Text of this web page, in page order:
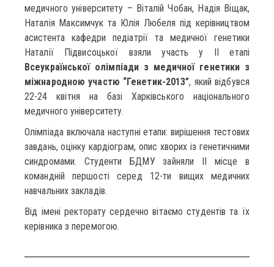
медичного університету – Віталій Чобан, Надія Віщак,
Наталія Максимчук та Юлія Любеля під керівництвом
асистента кафедри педіатрії та медичної генетики
Наталії Підвисоцької взяли участь у ІІ етапі
Всеукраїнської олімпіади з медичної генетики з
міжнародною участю “Генетик-2013”, який відбувся
22-24 квітня на базі Харківського національного
медичного університету.
Олімпіада включала наступні етапи: вирішення тестових
завдань, оцінку кардіограм, опис хворих із генетичними
синдромами. Студенти БДМУ зайняли ІІ місце в
командній першості серед 12-ти вищих медичних
навчальних закладів.
Від імені ректорату сердечно вітаємо студентів та їх
керівника з перемогою.